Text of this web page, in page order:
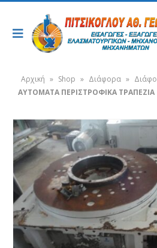
Αρχική » Shop » Διάφορα »
AYTOMATA ΠΕΡΙΣΤΡΟΦΙΚΑ ΤΡΑΠΕΖΙΑ